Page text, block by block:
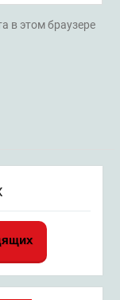
в этом браузере